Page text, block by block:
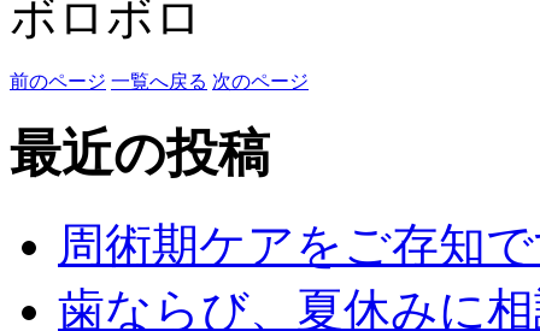
ボロボロ
前のページ 一覧へ戻る 次のページ
最近の投稿
周術期ケアをご存知
歯ならび、夏休みに